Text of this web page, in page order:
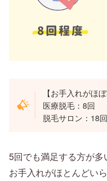
【お手入れがほ
医療脱毛：8回
脱毛サロン：18回
5回でも満足する方が
お手入れがほとんどい